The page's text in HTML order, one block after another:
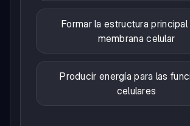
Formar la estructura principal
membrana celular
Producir energía para las
celulares